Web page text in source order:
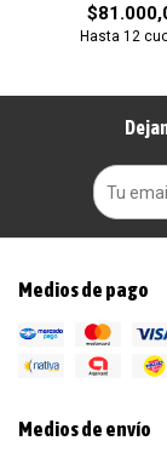
Hasta 12
Medios de pago
Medios de envío